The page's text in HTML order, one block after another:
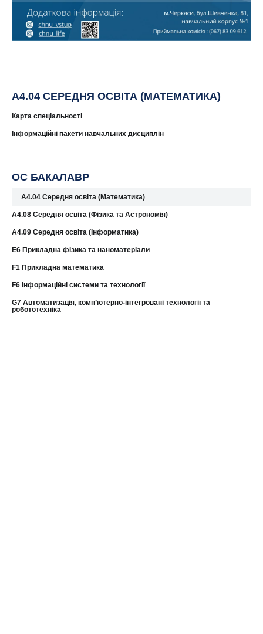
A4.04 СЕРЕДНЯ ОСВІТА (МАТЕМАТИКА)
Карта спеціальності
Інформаційні пакети навчальних дисциплін
ОС БАКАЛАВР
A4.04 Середня освіта (Математика)
A4.08 Середня освіта (Фізика та Астрономія)
А4.09 Середня освіта (Інформатика)
E6 Прикладна фізика та наноматеріали
F1 Прикладна математика
F6 Інформаційні системи та технології
G7 Автоматизація, комп’ютерно-інтегровані технології та
робототехніка